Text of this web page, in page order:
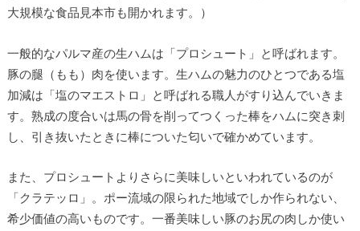
大規模な食品見本市も開かれます。）
一般的なパルマ産の生ハムは「プロシュート」と呼ばれます。
豚の腿（もも）肉を使います。生ハムの魅力のひとつである塩
加減は「塩のマエストロ」と呼ばれる職人がすり込んでいきま
す。熟成の度合いは馬の骨を削ってつくった棒をハムに突き刺
し、引き抜いたときに棒についた匂いで確かめています。
また、プロシュートよりさらに美味しいといわれているのが
「クラテッロ」。ポー流域の限られた地域でしか作られない、
希少価値の高いものです。一番美味しい豚のお尻の肉しか使い